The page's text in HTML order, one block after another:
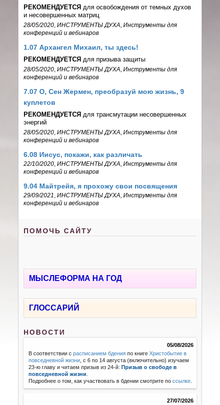
РЕКОМЕНДУЕТСЯ для освобождения от темных духов
и несовершенных матриц
28/05/2020 ,ИНСТРУМЕНТЫ ДУХА ,Инструменты для
конференций и вебинаров
1.07 Архангел Михаил, ты здесь!
РЕКОМЕНДУЕТСЯ для призыва защиты
28/05/2020 ,ИНСТРУМЕНТЫ ДУХА ,Инструменты для
конференций и вебинаров
7.07 О, Сен Жермен, преобразуй мою жизнь, 9
куплетов
РЕКОМЕНДУЕТСЯ для трансмутации несовершенных
энергий
28/05/2020 ,ИНСТРУМЕНТЫ ДУХА ,Инструменты для
конференций и вебинаров
6.08 Иисус, покажи, как различать
22/10/2020 ,ИНСТРУМЕНТЫ ДУХА ,Инструменты для
конференций и вебинаров
9.04 Майтрейя, я прохожу свои посвящения
29/09/2021 ,ИНСТРУМЕНТЫ ДУХА ,Инструменты для
конференций и вебинаров
ПОМОЧЬ САЙТУ
МЫСЛЕФОРМА НА ГОД
ГЛОССАРИЙ
НОВОСТИ
05/08/2026
В соответствии срасписанием бдения по книгеХристобытие в
повседневной жизни , с 6 по 14 августа (включительно) изучаем
23-ю главу и читаем призыв из 24-й:Призыв о свободе в
повседневной жизни
Подробнее о том, как участвовать в бдении смотрите поссылке
27/07/2026